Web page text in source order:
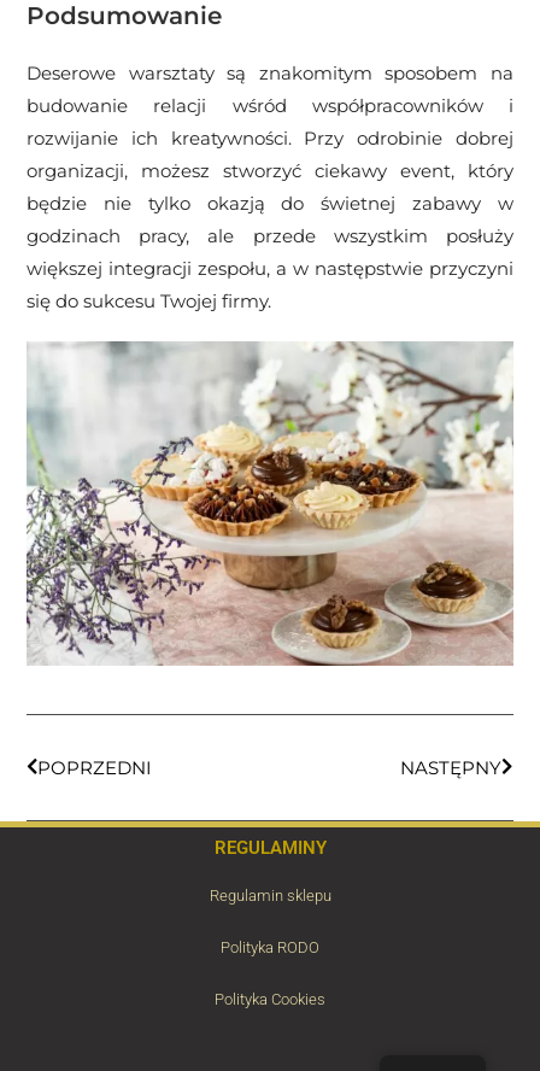
Podsumowanie
Deserowe warsztaty są znakomitym sposobem na
budowanie relacji wśród współpracowników i
rozwijanie ich kreatywności. Przy odrobinie dobrej
organizacji, możesz stworzyć ciekawy event, który
będzie nie tylko okazją do świetnej zabawy w
godzinach pracy, ale przede wszystkim posłuży
większej integracji zespołu, a w następstwie przyczyni
się do sukcesu Twojej firmy.
POPRZEDNI NASTĘPNY
REGULAMINY
Regulamin sklepu
Polityka RODO
Polityka Cookies